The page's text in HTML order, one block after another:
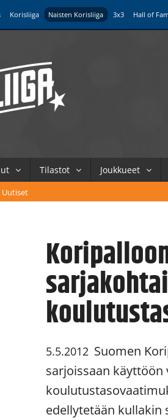
Korisliiga Naisten Korisliiga 3x3 Hall of
Tilastot Joukkueet
Uutiset
5.5.2012 Suomen
sarjoissaan
edellytetään kullakin